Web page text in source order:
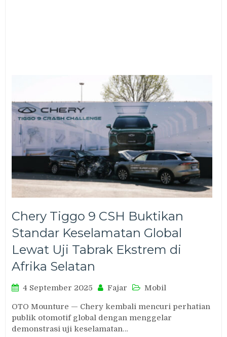
Chery Tiggo 9 CSH Buktikan
Standar Keselamatan Global
Lewat Uji Tabrak Ekstrem di
Afrika Selatan
4 September 2025 Fajar Mobil
OTO Mounture — Chery kembali mencuri perhatian
publik otomotif global dengan menggelar
demonstrasi uji keselamatan…